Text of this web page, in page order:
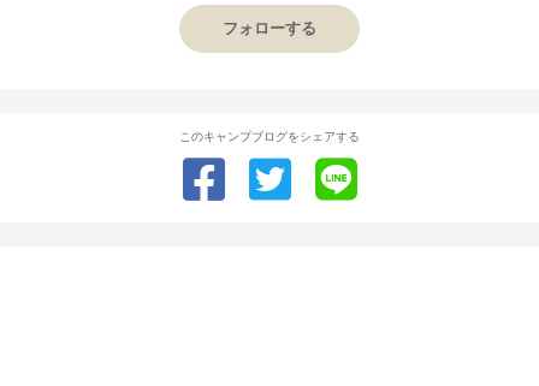
フォローする
このキャンプブログをシェアする